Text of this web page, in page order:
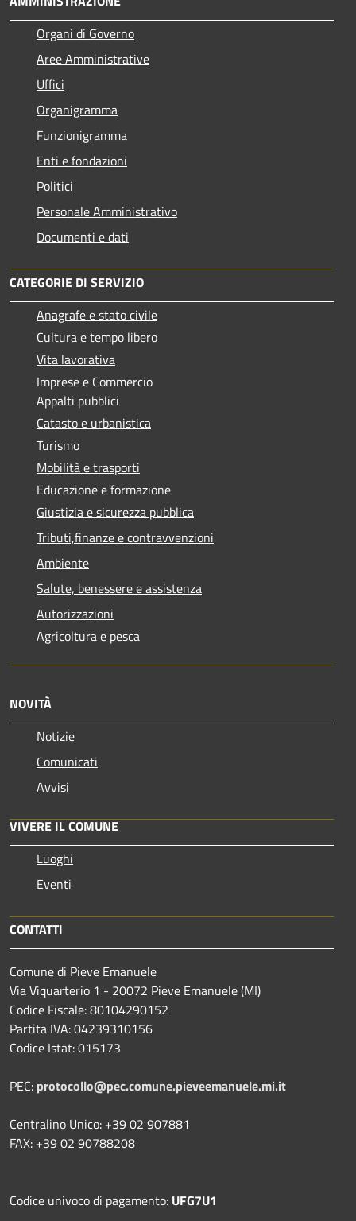
Organi di Governo
Aree Amministrative
Uffici
Organigramma
Funzionigramma
Enti e fondazioni
Politici
Personale Amministrativo
Documenti e dati
CATEGORIE DI SERVIZIO
Anagrafe e stato civile
Cultura e tempo libero
Vita lavorativa
Imprese e Commercio
Appalti pubblici
Catasto e urbanistica
Turismo
Mobilità e trasporti
Educazione e formazione
Giustizia e sicurezza pubblica
Tributi,finanze e contravvenzioni
Ambiente
Salute, benessere e assistenza
Autorizzazioni
Agricoltura e pesca
NOVITÀ
Notizie
Comunicati
Avvisi
VIVERE IL COMUNE
Luoghi
Eventi
CONTATTI
Comune di Pieve Emanuele
Via Viquarterio 1 - 20072 Pieve Emanuele (MI)
Codice Fiscale: 80104290152
Partita IVA: 04239310156
Codice Istat: 015173
PEC: protocollo@pec.comune.pieveemanuele.mi.it
Centralino Unico: +39 02 907881
FAX: +39 02 90788208
Codice univoco di pagamento: UFG7U1